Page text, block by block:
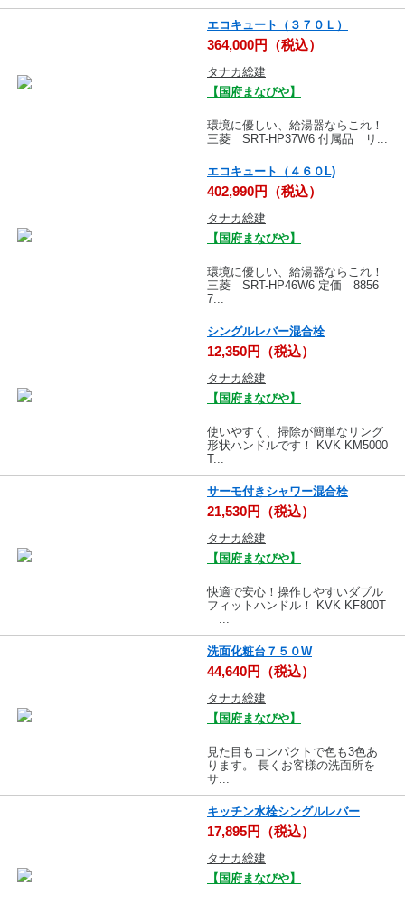
エコキュート（３７０Ｌ）
364,000円（税込）
タナカ総建
【国府まなびや】
環境に優しい、給湯器ならこれ！
三菱 SRT-HP37W6 付属品 リ...
エコキュート（４６０L)
402,990円（税込）
タナカ総建
【国府まなびや】
環境に優しい、給湯器ならこれ！
三菱 SRT-HP46W6 定価 8856
7...
シングルレバー混合栓
12,350円（税込）
タナカ総建
【国府まなびや】
使いやすく、掃除が簡単なリング
形状ハンドルです！ KVK KM5000
T...
サーモ付きシャワー混合栓
21,530円（税込）
タナカ総建
【国府まなびや】
快適で安心！操作しやすいダブル
フィットハンドル！ KVK KF800T
洗面化粧台７５０W
44,640円（税込）
タナカ総建
【国府まなびや】
見た目もコンパクトで色も3色あ
ります。 長くお客様の洗面所を
サ...
キッチン水栓シングルレバー
17,895円（税込）
タナカ総建
【国府まなびや】